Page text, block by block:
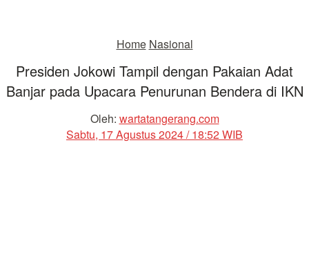
Home Nasional
Presiden Jokowi Tampil dengan Pakaian Adat
Banjar pada Upacara Penurunan Bendera di IKN
Oleh: wartatangerang.com
Sabtu, 17 Agustus 2024 / 18:52 WIB